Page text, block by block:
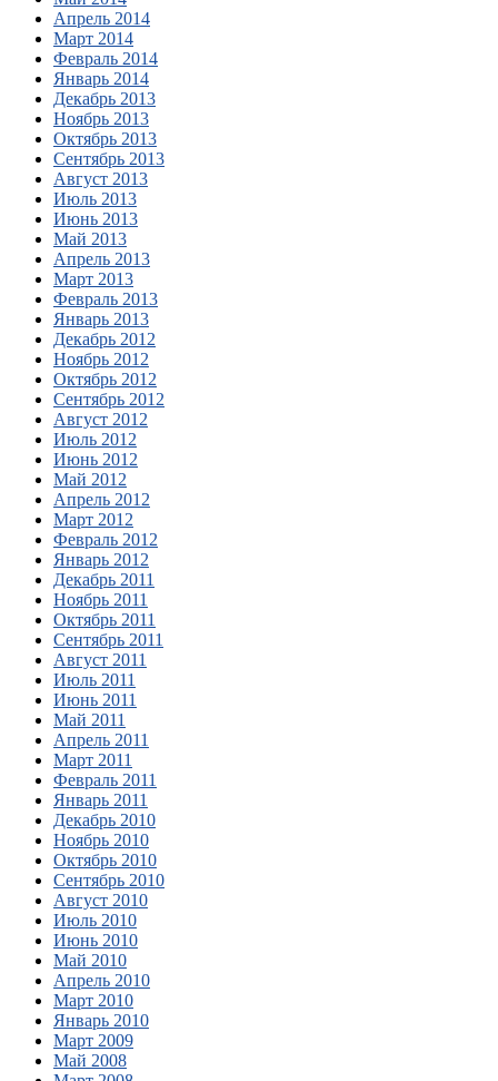
Апрель 2014
Март 2014
Февраль 2014
Январь 2014
Декабрь 2013
Ноябрь 2013
Октябрь 2013
Сентябрь 2013
Август 2013
Июль 2013
Июнь 2013
Май 2013
Апрель 2013
Март 2013
Февраль 2013
Январь 2013
Декабрь 2012
Ноябрь 2012
Октябрь 2012
Сентябрь 2012
Август 2012
Июль 2012
Июнь 2012
Май 2012
Апрель 2012
Март 2012
Февраль 2012
Январь 2012
Декабрь 2011
Ноябрь 2011
Октябрь 2011
Сентябрь 2011
Август 2011
Июль 2011
Июнь 2011
Май 2011
Апрель 2011
Март 2011
Февраль 2011
Январь 2011
Декабрь 2010
Ноябрь 2010
Октябрь 2010
Сентябрь 2010
Август 2010
Июль 2010
Июнь 2010
Май 2010
Апрель 2010
Март 2010
Январь 2010
Март 2009
Май 2008